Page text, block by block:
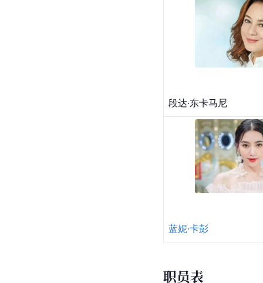
段达·东卡马尼
蓝妮·卡彭
职员表